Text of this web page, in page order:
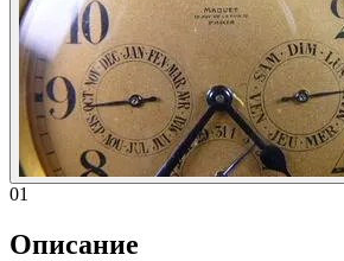
01
Описание